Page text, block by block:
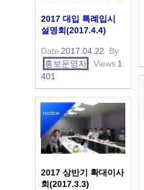
2017 대입 특례입시
설명회(2017.4.4)
Date 2017.04.22
By
홍보운영자
Views 1
401
notice
2017 상반기 확대이사
회(2017.3.3)